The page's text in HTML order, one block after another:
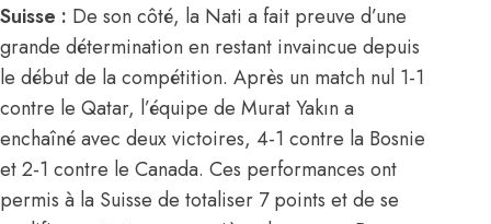
Suisse : De son côté, la Nati a fait preuve d’une
grande détermination en restant invaincue depuis
le début de la compétition. Après un match nul 1-1
contre le Qatar, l’équipe de Murat Yakın a
enchaîné avec deux victoires, 4-1 contre la Bosnie
et 2-1 contre le Canada. Ces performances ont
permis à la Suisse de totaliser 7 points et de se